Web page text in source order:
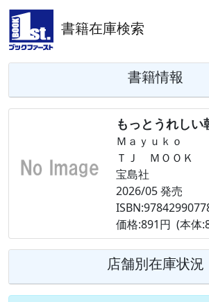
書籍在庫検索
書籍情報
もっとうれしい
Ｍａｙｕｋｏ
ＴＪ ＭＯＯＫ
宝島社
2026/05 発売
価格:891円 (本体
店舗別在庫状況